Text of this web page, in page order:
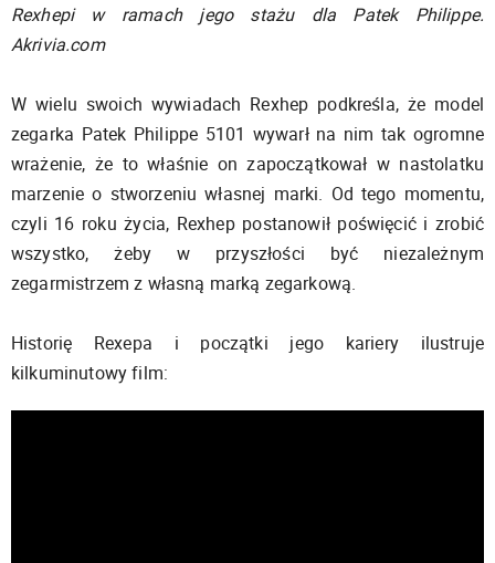
Rexhepi w ramach jego stażu dla Patek Philippe.
Akrivia.com
W wielu swoich wywiadach Rexhep podkreśla, że model
zegarka Patek Philippe 5101 wywarł na nim tak ogromne
wrażenie, że to właśnie on zapoczątkował w nastolatku
marzenie o stworzeniu własnej marki. Od tego momentu,
czyli 16 roku życia, Rexhep postanowił poświęcić i zrobić
wszystko, żeby w przyszłości być niezależnym
zegarmistrzem z własną marką zegarkową.
Historię Rexepa i początki jego kariery ilustruje
kilkuminutowy film: